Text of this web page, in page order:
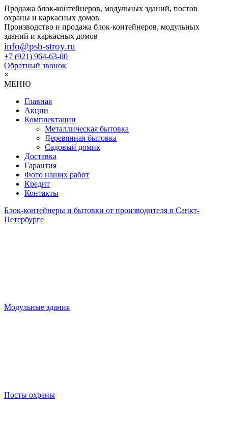
Продажа блок-контейнеров, модульных зданий, постов
охраны и каркасных домов
Производство и продажа блок-контейнеров, модульных
зданий и каркасных домов
info@psb-stroy.ru
+7 (921) 964-63-00
Обратный звонок
×
МЕНЮ
Главная
Акции
Комплектации
Металлическая бытовка
Деревянная бытовка
Садовый домик
Доставка
Гарантия
Фото наших работ
Кредит
Контакты
Блок-контейнеры и бытовки от производителя в Санкт-
Петербурге
Модульные здания
Посты охраны